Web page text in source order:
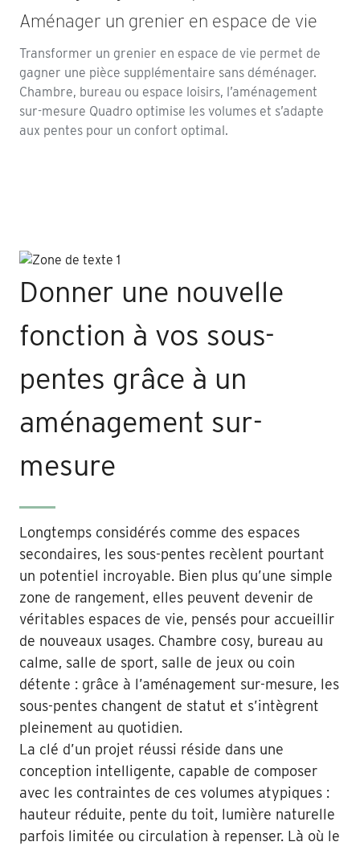
Aménager un grenier en espace de vie
Transformer un grenier en espace de vie permet de
gagner une pièce supplémentaire sans déménager.
Chambre, bureau ou espace loisirs, l’aménagement
sur-mesure Quadro optimise les volumes et s’adapte
aux pentes pour un confort optimal.
Donner une nouvelle
fonction à vos sous-
pentes grâce à un
aménagement sur-
mesure
Longtemps considérés comme des espaces
secondaires, les sous-pentes recèlent pourtant
un potentiel incroyable. Bien plus qu’une simple
zone de rangement, elles peuvent devenir de
véritables espaces de vie, pensés pour accueillir
de nouveaux usages. Chambre cosy, bureau au
calme, salle de sport, salle de jeux ou coin
détente : grâce à l’aménagement sur-mesure, les
sous-pentes changent de statut et s’intègrent
pleinement au quotidien.
La clé d’un projet réussi réside dans une
conception intelligente, capable de composer
avec les contraintes de ces volumes atypiques :
hauteur réduite, pente du toit, lumière naturelle
parfois limitée ou circulation à repenser. Là où le